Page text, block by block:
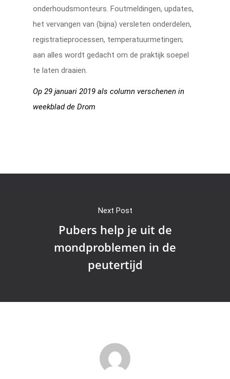
onderhoudsmonteurs. Foutmeldingen, updates,
het vervangen van (bijna) versleten onderdelen,
registratieprocessen, temperatuurmetingen;
aan alles wordt gedacht om de praktijk soepel
te laten draaien.
Op 29 januari 2019 als column verschenen in
weekblad de Drom
Next Post
Pubers help je uit de
mondproblemen in de
peutertijd